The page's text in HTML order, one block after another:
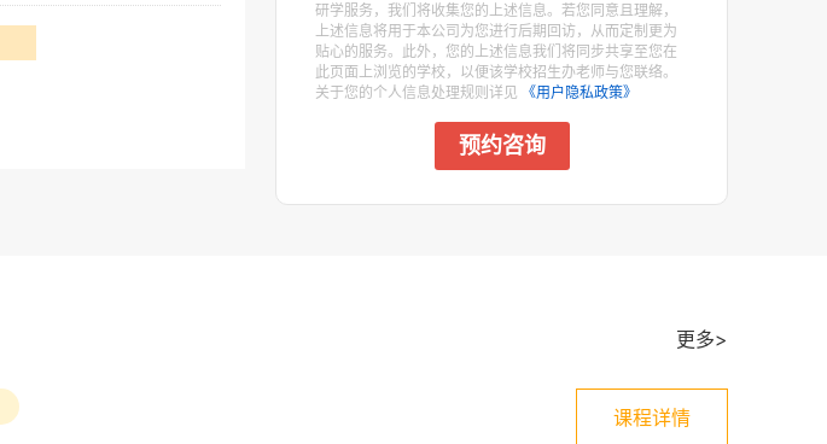
研学服务，我们将收集您的上述信息。若您同意且理解，
上述信息将用于本公司为您进行后期回访，从而定制更为
贴心的服务。此外，您的上述信息我们将同步共享至您在
此页面上浏览的学校，以便该学校招生办老师与您联络。
关于您的个人信息处理规则详见
《用户隐私政策》
预约咨询
更多>
课程详情